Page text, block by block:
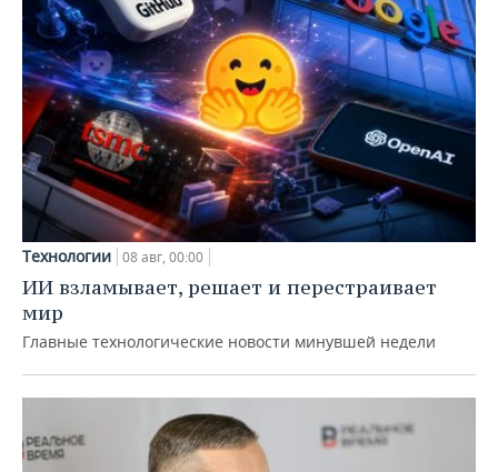
Технологии 08 авг, 00:00
ИИ взламывает, решает и перестраивает
мир
Главные технологические новости минувшей недели